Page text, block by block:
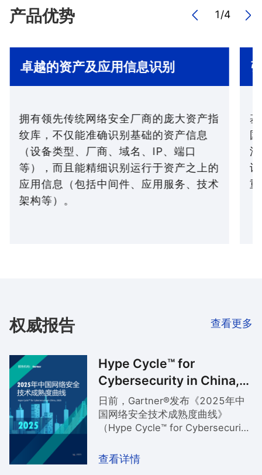
产品优势 1/4
卓越的资产及应用信息识别
拥有领先传统网络安全厂商的庞大资产指
纹库，不仅能准确识别基础的资产信息
（设备类型、厂商、域名、IP、端口
等），而且能精细识别运行于资产之上的
应用信息（包括中间件、应用服务、技术
架构等）。
权威报告 查看更多
Hype Cycle™ for
Cybersecurity in China,
2025
日前，Gartner®发布《2025年中
国网络安全技术成熟度曲线》
（Hype Cycle™ for Cybersecurity
“首席信息官和相关负责人可以使用
本技术成熟度曲线来确定实用的、
查看详情